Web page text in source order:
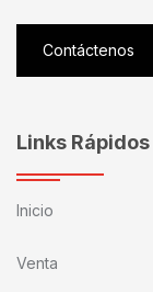
Contáctenos
Links Rápidos
Inicio
Venta